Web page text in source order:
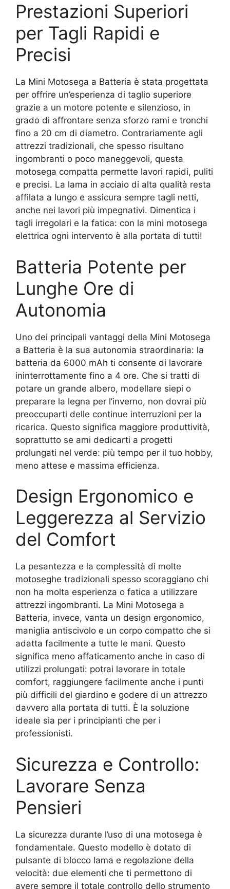
Prestazioni Superiori
per Tagli Rapidi e
Precisi
La Mini Motosega a Batteria è stata progettata
per offrire un’esperienza di taglio superiore
grazie a un motore potente e silenzioso, in
grado di affrontare senza sforzo rami e tronchi
fino a 20 cm di diametro. Contrariamente agli
attrezzi tradizionali, che spesso risultano
ingombranti o poco maneggevoli, questa
motosega compatta permette lavori rapidi, puliti
e precisi. La lama in acciaio di alta qualità resta
affilata a lungo e assicura sempre tagli netti,
anche nei lavori più impegnativi. Dimentica i
tagli irregolari e la fatica: con la mini motosega
elettrica ogni intervento è alla portata di tutti!
Batteria Potente per
Lunghe Ore di
Autonomia
Uno dei principali vantaggi della Mini Motosega
a Batteria è la sua autonomia straordinaria: la
batteria da 6000 mAh ti consente di lavorare
ininterrottamente fino a 4 ore. Che si tratti di
potare un grande albero, modellare siepi o
preparare la legna per l’inverno, non dovrai più
preoccuparti delle continue interruzioni per la
ricarica. Questo significa maggiore produttività,
soprattutto se ami dedicarti a progetti
prolungati nel verde: più tempo per il tuo hobby,
meno attese e massima efficienza.
Design Ergonomico e
Leggerezza al Servizio
del Comfort
La pesantezza e la complessità di molte
motoseghe tradizionali spesso scoraggiano chi
non ha molta esperienza o fatica a utilizzare
attrezzi ingombranti. La Mini Motosega a
Batteria, invece, vanta un design ergonomico,
maniglia antiscivolo e un corpo compatto che si
adatta facilmente a tutte le mani. Questo
significa meno affaticamento anche in caso di
utilizzi prolungati: potrai lavorare in totale
comfort, raggiungere facilmente anche i punti
più difficili del giardino e godere di un attrezzo
davvero alla portata di tutti. È la soluzione
ideale sia per i principianti che per i
professionisti.
Sicurezza e Controllo:
Lavorare Senza
Pensieri
La sicurezza durante l’uso di una motosega è
fondamentale. Questo modello è dotato di
pulsante di blocco lama e regolazione della
velocità: due elementi che ti permettono di
avere sempre il totale controllo dello strumento